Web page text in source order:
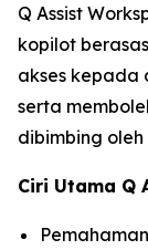
Q Assist
kopilot
akses kepada
serta
dibimbing
Ciri Utama Q